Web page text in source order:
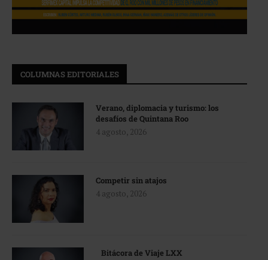
COLUMNAS EDITORIALES
Verano, diplomacia y turismo: los
desafíos de Quintana Roo
4 agosto, 2026
Competir sin atajos
4 agosto, 2026
Bitácora de Viaje LXX